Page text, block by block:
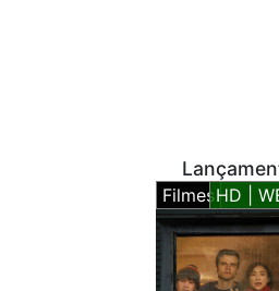
FilmesHD |